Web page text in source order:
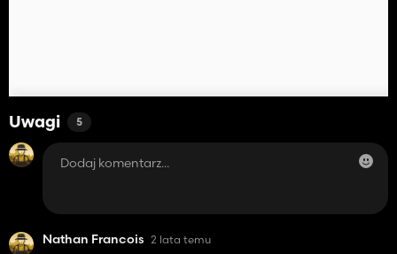
Uwagi 5
Nathan Francois 2 lata temu